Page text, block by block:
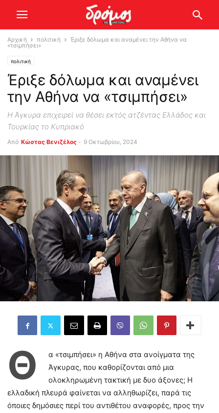
Αρχική πολιτική
Έριξε δόλωμα και αναμένει την Αθήνα να
«τσιμπήσει»
πολιτική
Έριξε δόλωμα και αναμένει
την Αθήνα να «τσιμπήσει»
Η Άγκυρα επιχειρεί να θέσει εκτός ατζέντας Ελλάδος και
Τουρκίας το Κυπριακό
Από Κώστας Βενιζέλος - 9 Οκτωβρίου, 2024
Θ
α «τσιμπήσει» η Αθήνα στα ανοίγματα της
Άγκυρας, που καθορίζονται από μια
ολοκληρωμένη τακτική με δυο άξονες; Η
ελλαδική πλευρά φαίνεται να αλληθωρίζει, παρά τις
όποιες δημόσιες περί του αντιθέτου αναφορές, προς την